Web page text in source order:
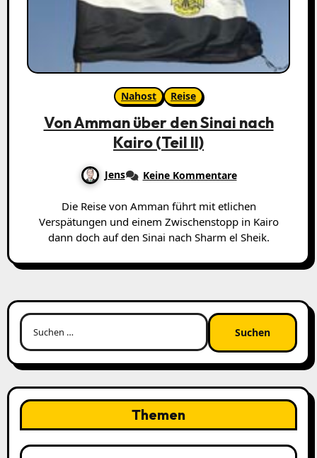
Nahost Reise
Von Amman über den Sinai nach
Kairo (Teil II)
Jens Keine Kommentare
Die Reise von Amman führt mit etlichen
Verspätungen und einem Zwischenstopp in Kairo
dann doch auf den Sinai nach Sharm el Sheik.
Suchen
nach:
Themen
Themen